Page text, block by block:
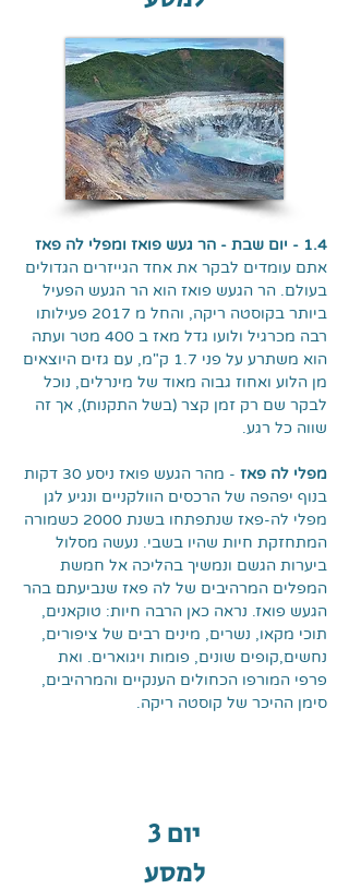
1.4 - יום שבת - הר געש פואז ומפלי לה פאז
אתם עומדים לבקר את אחד הגייזרים הגדולים
בעולם. הר הגעש פואז הוא הר הגעש הפעיל
ביותר בקוסטה ריקה, והחל מ 2017 פעילותו
רבה מכרגיל ולועו גדל מאז ב 400 מטר ועתה
הוא משתרע על פני 1.7 ק"מ, עם גזים היוצאים
מן הלוע ואחוז גבוה מאוד של מינרלים, נוכל
לבקר שם רק זמן קצר (בשל התקנות), אך זה
שווה כל רגע.
מפלי לה פאז
- מהר הגעש פואז ניסע 30 דקות
בנוף יפהפה של הרכסים הוולקניים ונגיע לגן
מפלי לה-פאז שנתפתחו בשנת 2000 כשמורה
המתחזקת חיות שהיו בשבי. נעשה מסלול
ביערות הגשם ונמשיך בהליכה אל חמשת
המפלים המרהיבים של לה פאז שנביעתם בהר
הגעש פואז. נראה כאן הרבה חיות: טוקאנים,
תוכי מקאו, נשרים, מינים רבים של ציפורים,
נחשים,קופים שונים, פומות ויגוארים. ואת
פרפי המורפו הכחולים הענקיים והמרהיבים,
סימן ההיכר של קוסטה ריקה.
יום 3
למסע